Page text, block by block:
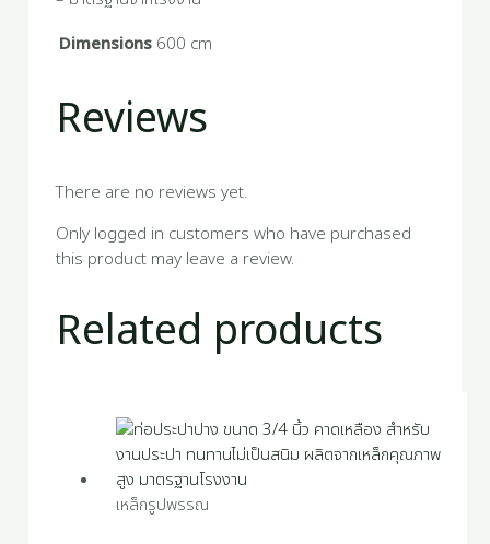
Dimensions 600 cm
Reviews
There are no reviews yet.
Only logged in customers who have purchased
this product may leave a review.
Related products
เหล็กรูปพรรณ